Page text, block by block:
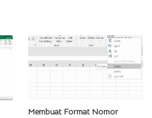
Membuat Format Nomor